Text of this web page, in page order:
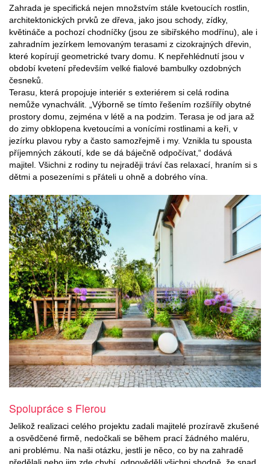
Zahrada je specifická nejen množstvím stále kvetoucích rostlin,
architektonických prvků ze dřeva, jako jsou schody, zídky,
květináče a pochozí chodníčky (jsou ze sibiřského modřínu), ale i
zahradním jezírkem lemovaným terasami z cizokrajných dřevin,
které kopírují geometrické tvary domu. K nepřehlédnutí jsou v
období kvetení především velké fialové bambulky ozdobných
česneků.
Terasu, která propojuje interiér s exteriérem si celá rodina
nemůže vynachválit. „Výborně se tímto řešením rozšířily obytné
prostory domu, zejména v létě a na podzim. Terasa je od jara až
do zimy obklopena kvetoucími a vonícími rostlinami a keři, v
jezírku plavou ryby a často samozřejmě i my. Vznikla tu spousta
příjemných zákoutí, kde se dá báječně odpočívat,“ dodává
majitel. Všichni z rodiny tu nejraději tráví čas relaxací, hraním si s
dětmi a posezeními s přáteli u ohně a dobrého vína.
Spolupráce s Flerou
Jelikož realizaci celého projektu zadali majitelé prozíravě zkušené
a osvědčené firmě, nedočkali se během prací žádného maléru,
ani problému. Na naši otázku, jestli je něco, co by na zahradě